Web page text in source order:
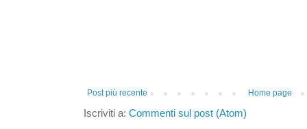
Post più recente Home page
Iscriviti a: Commenti sul post (Atom)